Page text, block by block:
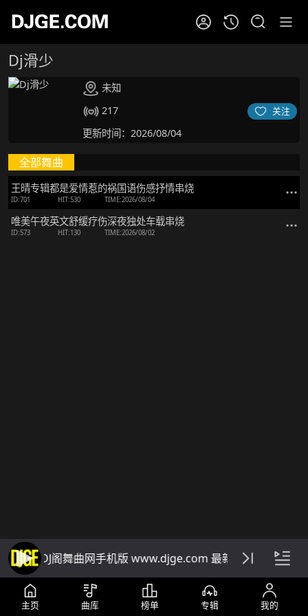
Dj滑少
未知
217
关注
更新时间：2026/08/04
全部舞曲
王晴专辑都是爱情惹的祸国语伤感抒情串烧
ID:701 HIT:530 TIME:2026/08/04
唯美午夜英文舒缓疗伤深夜独处车载串烧
ID:573 HIT:130 TIME:2026/08/02
DJ阁舞曲网手机版 www.djge.com 最新好听免费下载
主页 曲库 榜单 专辑 我的